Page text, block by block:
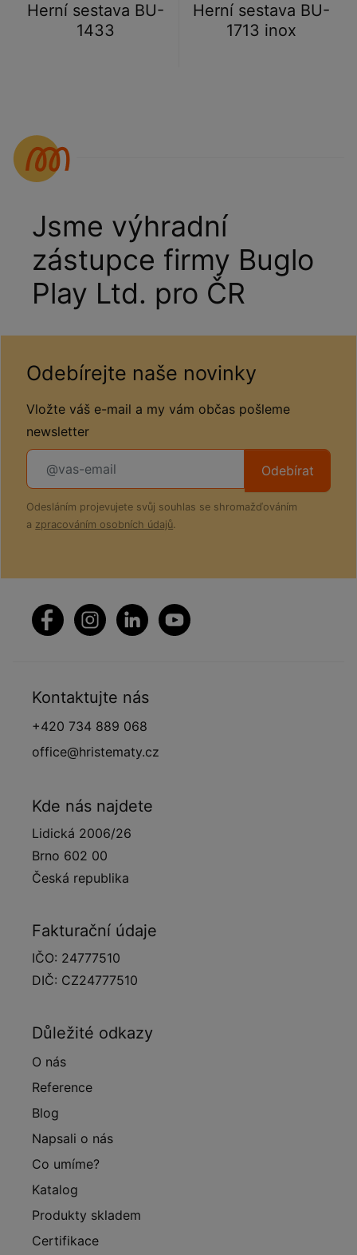
Herní sestava BU-
1433
Herní sestava BU-
1713 inox
Jsme výhradní
zástupce firmy Buglo
Play Ltd. pro ČR
Odebírejte naše novinky
Vložte váš e-mail a my vám občas pošleme
newsletter
Odebírat
Odesláním projevujete svůj souhlas se shromažďováním
a zpracováním osobních údajů.
Kontaktujte nás
+420 734 889 068
office@hristematy.cz
Kde nás najdete
Lidická 2006/26
Brno 602 00
Česká republika
Fakturační údaje
IČO: 24777510
DIČ: CZ24777510
Důležité odkazy
O nás
Reference
Blog
Napsali o nás
Co umíme?
Katalog
Produkty skladem
Certifikace